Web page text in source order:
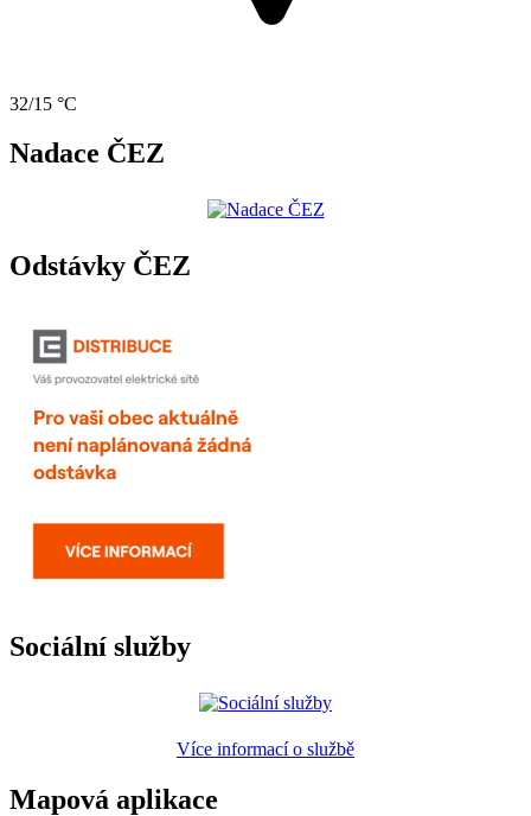
32/15 °C
Nadace ČEZ
Odstávky ČEZ
Sociální služby
Více informací o službě
Mapová aplikace